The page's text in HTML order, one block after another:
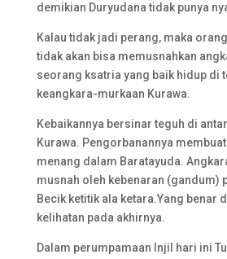
demikian Duryudana tidak punya
Kalau tidak jadi perang, maka
tidak akan bisa memusnahkan
seorang ksatria yang baik hidup di
keangkara-murkaan Kurawa.
Kebaikannya bersinar teguh di
Kurawa. Pengorbanannya
menang dalam Baratayuda.
musnah oleh kebenaran (gandum)
Becik ketitik ala ketara.Yang benar
kelihatan pada akhirnya.
Dalam perumpamaan Injil hari ini